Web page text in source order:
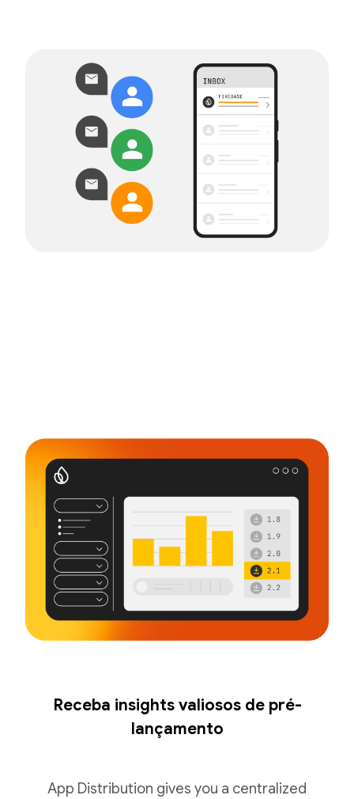
Receba insights valiosos de pré-
lançamento
App Distribution gives you a centralized